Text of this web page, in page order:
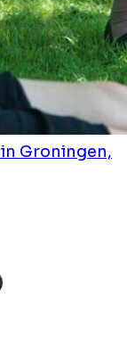
Groningen,